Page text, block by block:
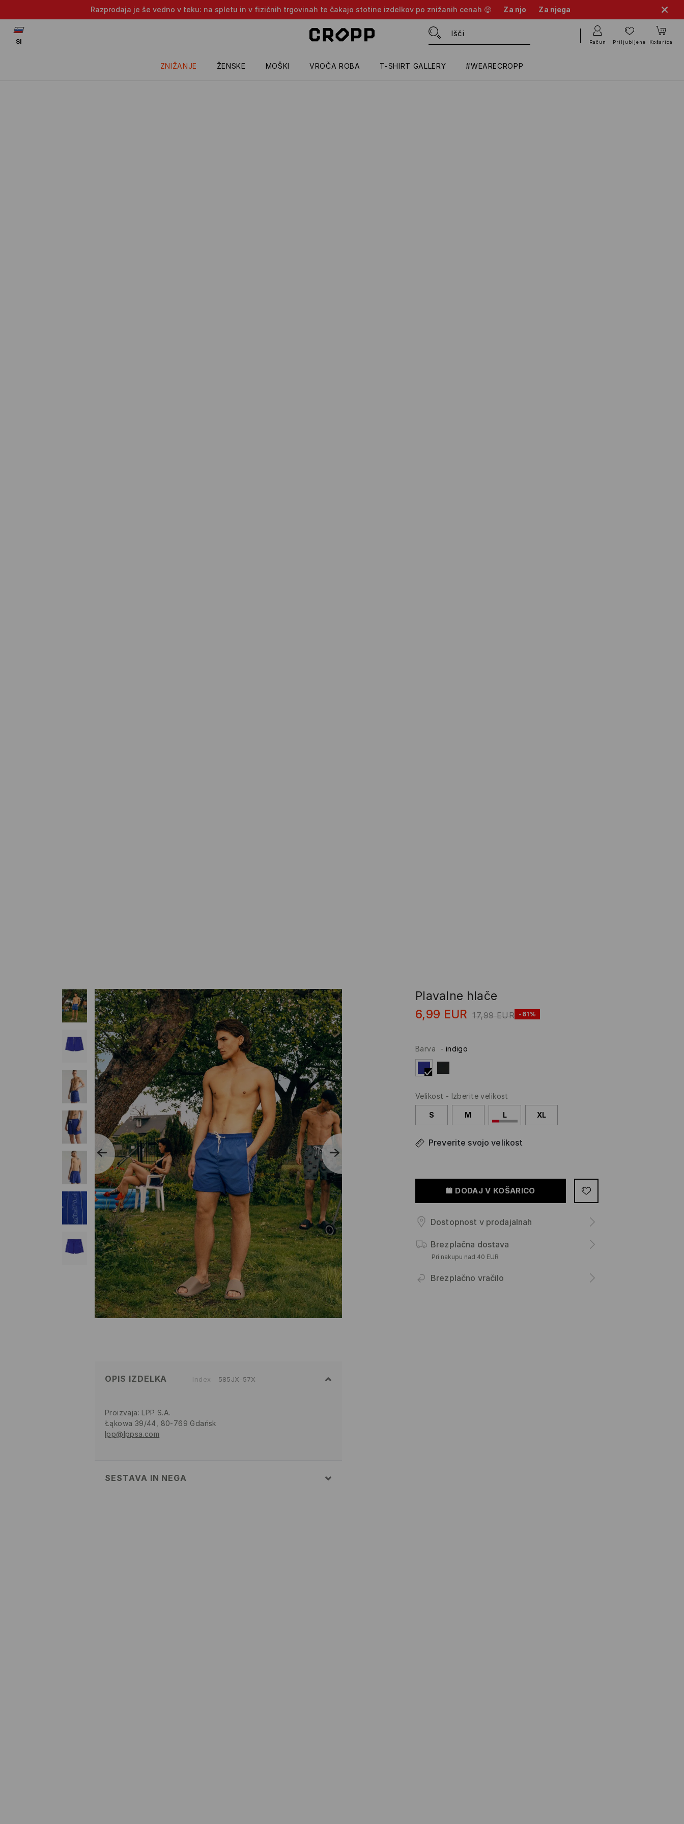
Razprodaja je še vedno v teku: na spletu in v fizičnih trgovinah te čakajo stotine izdelkov po znižanih cenah 🤑 Za njo Za njega
ZNIŽANJE ŽENSKE MOŠKI VROČA ROBA T-SHIRT GALLERY #WEARECROPP
SI Račun Priljubljene Košarica
Plavalne hlače
6,99 EUR 17,99 EUR -61%
Barva - indigo
Velikost - Izberite velikost
S M L XL
Preverite svojo velikost
DODAJ V KOŠARICO
Dostopnost v prodajalnah
Brezplačna dostava
Pri nakupu nad 40 EUR
Brezplačno vračilo
OPIS IZDELKA Index 585JX-57X
Proizvaja: LPP S.A.
Łąkowa 39/44, 80-769 Gdańsk
lpp@lppsa.com
SESTAVA IN NEGA